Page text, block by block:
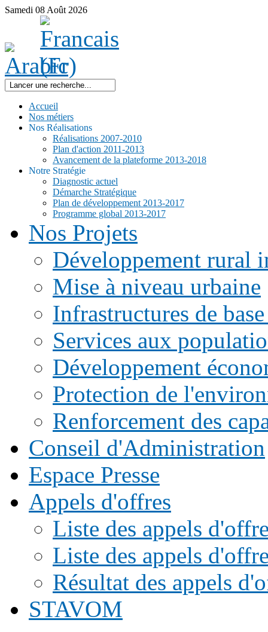
Samedi 08 Août 2026
Accueil
Nos métiers
Nos Réalisations
Réalisations 2007-2010
Plan d'action 2011-2013
Avancement de la plateforme 2013-2018
Notre Stratégie
Diagnostic actuel
Démarche Stratégique
Plan de développement 2013-2017
Programme global 2013-2017
Nos Projets
Développement rural
Mise à niveau urbaine
Infrastructures de
Services aux
Développement
Protection de
Renforcement des
Conseil d'Administration
Espace Presse
Appels d'offres
Liste des appels
Liste des appels
Résultat des appels
STAVOM